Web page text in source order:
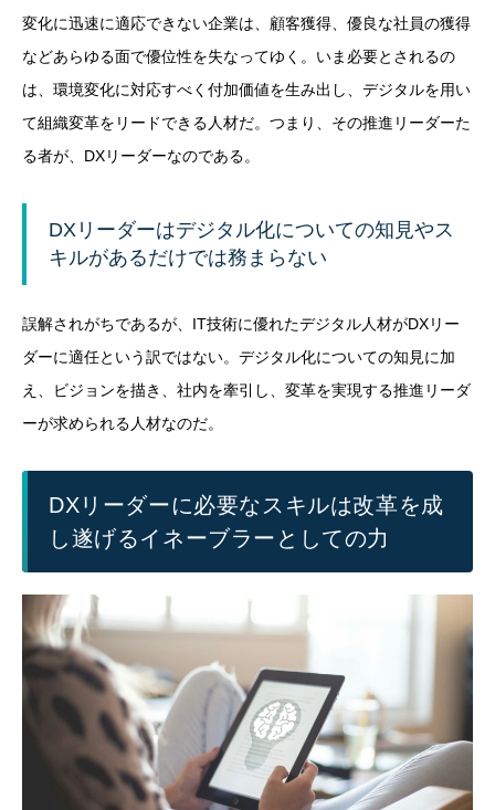
変化に迅速に適応できない企業は、顧客獲得、優良な社員の獲得
などあらゆる面で優位性を失なってゆく。いま必要とされるの
は、環境変化に対応すべく付加価値を生み出し、デジタルを用い
て組織変革をリードできる人材だ。つまり、その推進リーダーた
る者が、DXリーダーなのである。
DXリーダーはデジタル化についての知見やス
キルがあるだけでは務まらない
誤解されがちであるが、IT技術に優れたデジタル人材がDXリー
ダーに適任という訳ではない。デジタル化についての知見に加
え、ビジョンを描き、社内を牽引し、変革を実現する推進リーダ
ーが求められる人材なのだ。
DXリーダーに必要なスキルは改革を成
し遂げるイネーブラーとしての力